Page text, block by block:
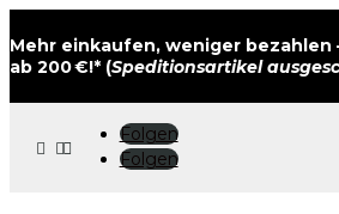
Mehr einkaufen, weniger bezahlen
ab 200 €!* (Speditionsartikel
 
Folgen
Folgen